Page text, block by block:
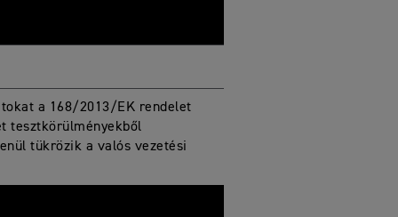
a 168/2013/EK rendelet
tesztkörülményekből
tükrözik a valós vezetési